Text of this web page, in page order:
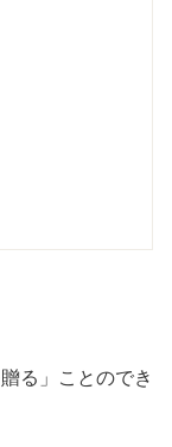
る」ことのでき